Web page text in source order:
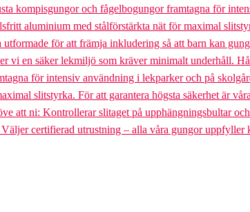
kompisgungor och fågelbogungor framtagna för
aluminium med stålförstärkta nät för maximal
för att främja inkludering så att barn kan
vi en säker lekmiljö som kräver minimalt underhåll.
för intensiv användning i lekparker och på
slitstyrka. För att garantera högsta säkerhet är
att ni: Kontrollerar slitaget på upphängningsbultar
certifierad utrustning – alla våra gungor uppfyller